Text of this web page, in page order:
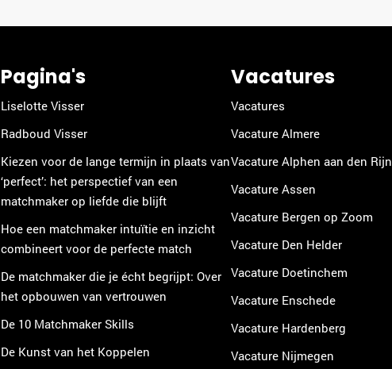
Pagina's
Liselotte Visser
Radboud Visser
Kiezen voor de lange termijn in plaats van
‘perfect’: het perspectief van een
matchmaker op liefde die blijft
Hoe een matchmaker intuïtie en inzicht
combineert voor de perfecte match
De matchmaker die je écht begrijpt: Over
het opbouwen van vertrouwen
De 10 Matchmaker Skills
De Kunst van het Koppelen
Vacatures
Vacatures
Vacature Almere
Vacature Alphen aan den Rijn
Vacature Assen
Vacature Bergen op Zoom
Vacature Den Helder
Vacature Doetinchem
Vacature Enschede
Vacature Hardenberg
Vacature Nijmegen